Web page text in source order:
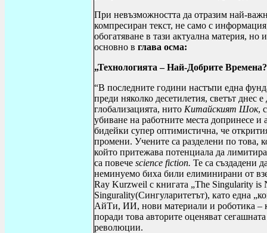
При невъзможността да отразим най-
компресиран текст, не само с
обогатяване в тази актуална материя,
основно в глава осма:
„Технологията – Най-Добрите
“В последните години настъпи една
преди няколко десетилетия, светът днес
глобализацията, нито Китайският Шок,
убиване на работните места допринесе и
бидейки супер оптимистична, че
промени. Учените са разделени по това,
който притежава потенциала да
са повече science fiction. Те са създадени
неминуемо биха били елиминирани от
Ray Kurzweil с книгата „The Singularity is
Singurality(Сингуларитетът), като една
АйТи, ИИ, нови материали и роботика –
поради това авторите оценяват
революции.